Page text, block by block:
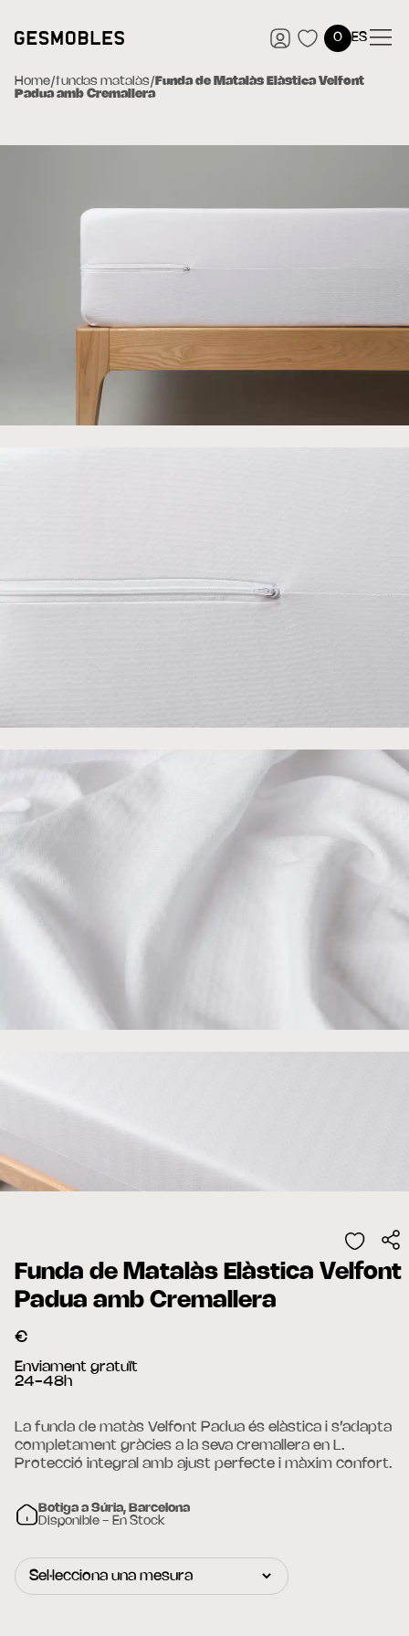
0 ES
Home/fundas matalàs/ Funda de Matalàs Elàstica Velfont
Padua amb Cremallera
Funda de Matalàs Elàstica Velfont
Padua amb Cremallera
€
Enviament gratuït
24-48h
La funda de matàs Velfont Padua és elàstica i s’adapta
completament gràcies a la seva cremallera en L.
Protecció integral amb ajust perfecte i màxim confort.
Botiga a Súria, Barcelona
Disponible - En Stock